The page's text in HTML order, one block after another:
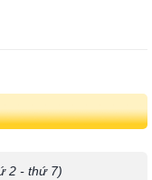
2 - thứ 7)